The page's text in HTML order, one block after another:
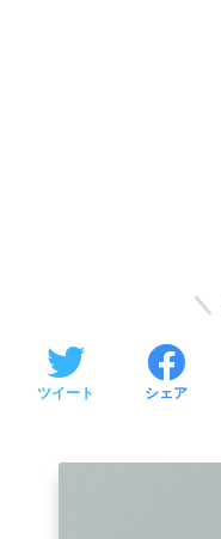
ツイート シェア